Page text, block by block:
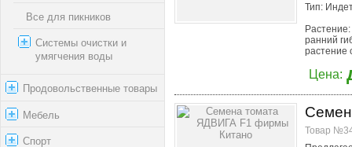
Все для пикников
Системы очистки и
умягчения воды
Продовольственные товары
Мебель
Спорт
Тип:
Растение:
ранний
растение
Цена:
Товар